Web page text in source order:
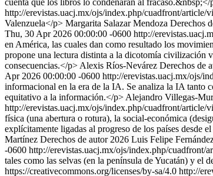
cuenta que los libros lo condenarán al fracaso.&nbsp;</
http://erevistas.uacj.mx/ojs/index.php/cuadfront/article/
Valenzuela</p> Margarita Salazar Mendoza Derechos
Thu, 30 Apr 2026 00:00:00 -0600 http://
en América, las cuales dan como resultado los
propone una lectura distinta a la dicotomía civilización
consecuencias.</p> Alexis Ríos-Nevárez Derechos de
Apr 2026 00:00:00 -0600 http://erevistas.uacj.mx/ojs/
informacional en la era de la IA. Se analiza la IA tanto
equitativo a la información.</p> Alejandro Villegas-
http://erevistas.uacj.mx/ojs/index.php/cuadfront/article/
física (una abertura o rotura), la social-económica
explícitamente ligadas al progreso de los países desde
Martínez Derechos de autor 2026 Luis Felipe
-0600 http://erevistas.uacj.mx/ojs/index.php/cuadfront/
tales como las selvas (en la península de Yucatán) y el
https://creativecommons.org/licenses/by-sa/4.0 http://